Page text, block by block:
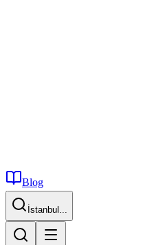
Blog
İstanbul...